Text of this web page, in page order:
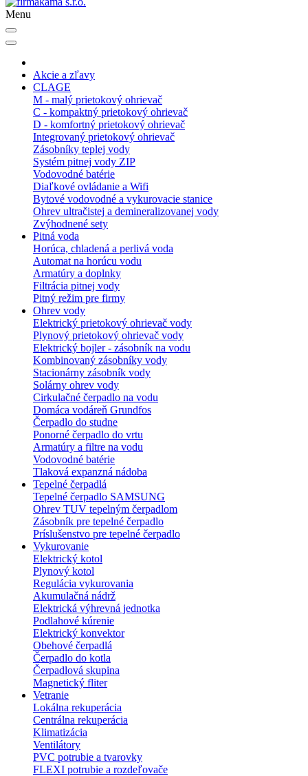
Menu
Akcie a zľavy
CLAGE
M - malý prietokový ohrievač
C - kompaktný prietokový ohrievač
D - komfortný prietokový ohrievač
Integrovaný prietokový ohrievač
Zásobníky teplej vody
Systém pitnej vody ZIP
Vodovodné batérie
Diaľkové ovládanie a Wifi
Bytové vodovodné a vykurovacie stanice
Ohrev ultračistej a demineralizovanej vody
Zvýhodnené sety
Pitná voda
Horúca, chladená a perlivá voda
Automat na horúcu vodu
Armatúry a doplnky
Filtrácia pitnej vody
Pitný režim pre firmy
Ohrev vody
Elektrický prietokový ohrievač vody
Plynový prietokový ohrievač vody
Elektrický bojler - zásobník na vodu
Kombinovaný zásobníky vody
Stacionárny zásobník vody
Solárny ohrev vody
Cirkulačné čerpadlo na vodu
Domáca vodáreň Grundfos
Čerpadlo do studne
Ponorné čerpadlo do vrtu
Armatúry a filtre na vodu
Vodovodné batérie
Tlaková expanzná nádoba
Tepelné čerpadlá
Tepelné čerpadlo SAMSUNG
Ohrev TUV tepelným čerpadlom
Zásobník pre tepelné čerpadlo
Príslušenstvo pre tepelné čerpadlo
Vykurovanie
Elektrický kotol
Plynový kotol
Regulácia vykurovania
Akumulačná nádrž
Elektrická výhrevná jednotka
Podlahové kúrenie
Elektrický konvektor
Obehové čerpadlá
Čerpadlo do kotla
Čerpadlová skupina
Magnetický fliter
Vetranie
Lokálna rekuperácia
Centrálna rekuperácia
Klimatizácia
Ventilátory
PVC potrubie a tvarovky
FLEXI potrubie a rozdeľovače